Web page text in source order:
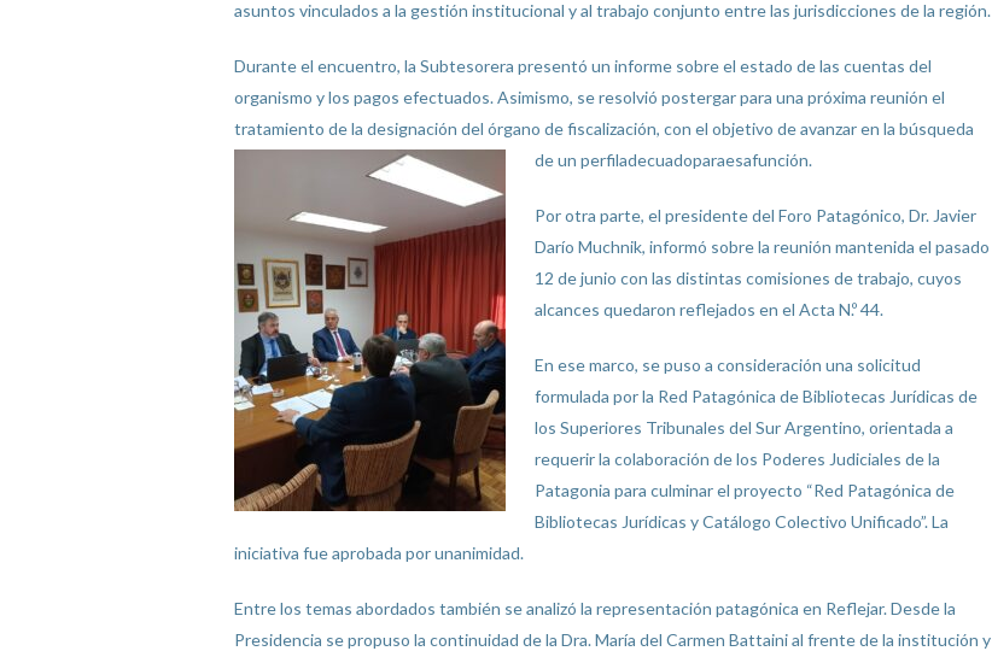
asuntos vinculados a la gestión institucional y al trabajo conjunto entre las jurisdicciones de la región.
Durante el encuentro, la Subtesorera presentó un informe sobre el estado de las cuentas del
organismo y los pagos efectuados. Asimismo, se resolvió postergar para una próxima reunión el
tratamiento de la designación del órgano de fiscalización, con el objetivo de avanzar en la búsqueda
de un perfiladecuadoparaesafunción.
Por otra parte, el presidente del Foro Patagónico, Dr. Javier
Darío Muchnik, informó sobre la reunión mantenida el pasado
12 de junio con las distintas comisiones de trabajo, cuyos
alcances quedaron reflejados en el Acta N.º 44.
En ese marco, se puso a consideración una solicitud
formulada por la Red Patagónica de Bibliotecas Jurídicas de
los Superiores Tribunales del Sur Argentino, orientada a
requerir la colaboración de los Poderes Judiciales de la
Patagonia para culminar el proyecto “Red Patagónica de
Bibliotecas Jurídicas y Catálogo Colectivo Unificado”. La
iniciativa fue aprobada por unanimidad.
Entre los temas abordados también se analizó la representación patagónica en Reflejar. Desde la
Presidencia se propuso la continuidad de la Dra. María del Carmen Battaini al frente de la institución y